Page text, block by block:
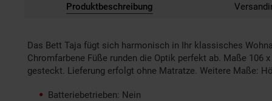
Produktbeschreibung
Das Bett Taja fügt sich harmonisch in Ihr klassisches
Chromfarbene Füße runden die Optik perfekt ab. Maße
gesteckt. Lieferung erfolgt ohne Matratze. Weitere Maße:
Batteriebetrieben: Nein